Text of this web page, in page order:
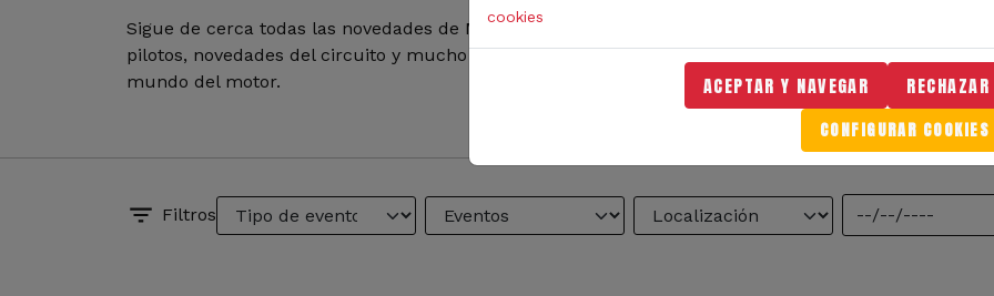
Sigue de cerca todas las novedades de MotorLand Aragón. Aquí encontrarás noticias sobre eventos,
pilotos, novedades del circuito y mucho más. Filtra por categoría o tipo de contenido y no te pierdas
mundo del motor.
Filtros
cookies
ACEPTAR Y NAVEGAR RECHAZAR
CONFIGURAR COOKIES